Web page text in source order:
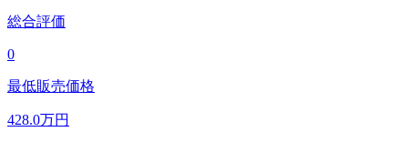
総合評価
0
最低販売価格
428.0万円